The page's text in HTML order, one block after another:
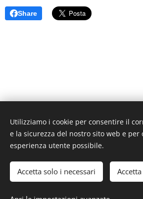
Share
ACCESSO SOCI
Utilizziamo i cookie per consentire il
e la sicurezza del nostro sito web e
esperienza utente possibile.
Accetta solo i necessari